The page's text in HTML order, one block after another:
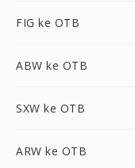
FIG ke OTB
ABW ke OTB
SXW ke OTB
ARW ke OTB